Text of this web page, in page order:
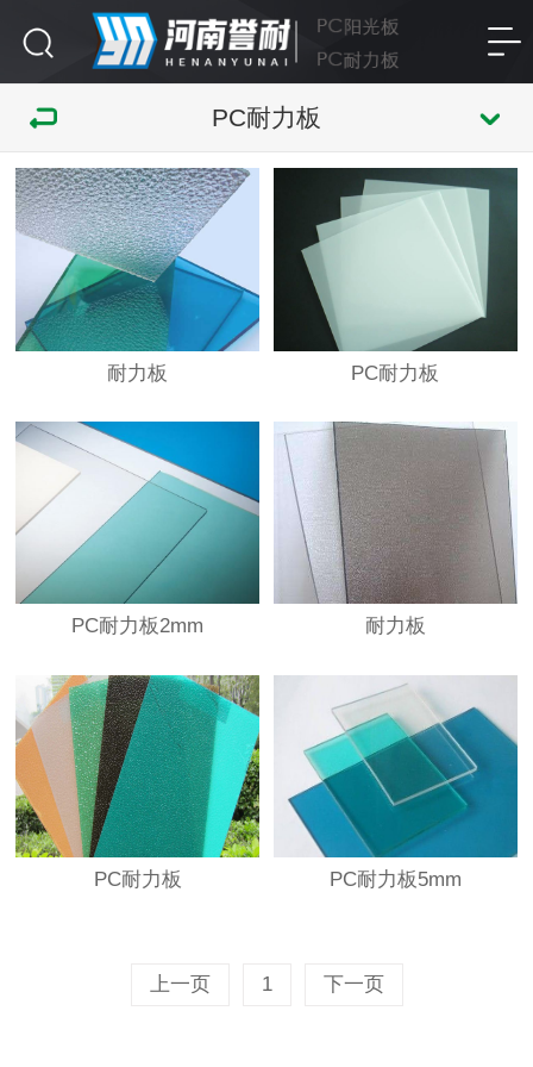
PC耐力板
耐力板 PC耐力板
PC耐力板2mm 耐力板
PC耐力板 PC耐力板5mm
上一页 1 下一页